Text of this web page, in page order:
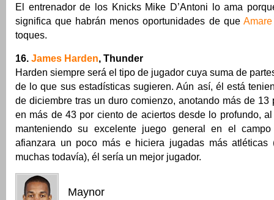
El entrenador de los Knicks Mike D’Antoni lo ama
significa que habrán menos oportunidades de que
toques.
16. James Harden, Thunder
Harden siempre será el tipo de jugador cuya suma de
de lo que sus estadísticas sugieren. Aún así, él está
de diciembre tras un duro comienzo, anotando más de 13
en más de 43 por ciento de aciertos desde lo profundo,
manteniendo su excelente juego general en el
afianzara un poco más e hiciera jugadas más atléticas
muchas todavía), él sería un mejor jugador.
Maynor